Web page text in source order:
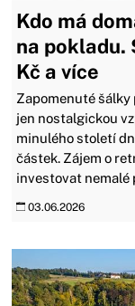
Kdo má
na pokladu.
Kč a více
Zapomenuté šálky
jen nostalgickou
minulého století
částek. Zájem o
investovat nemalé
03.06.2026